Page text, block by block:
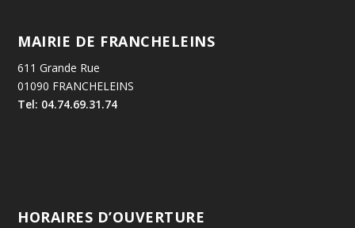
MAIRIE DE FRANCHELEINS
611 Grande Rue
01090 FRANCHELEINS
Tel: 04.74.69.31.74
HORAIRES D’OUVERTURE